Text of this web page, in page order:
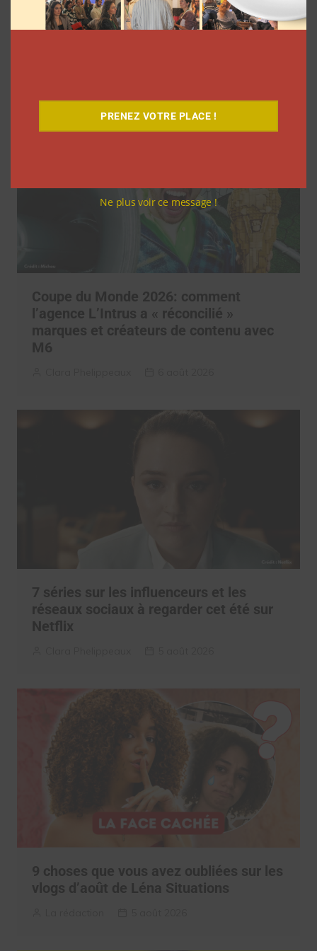
Comment le Grand JD a complètement
Coupe du Monde 2026: comment
l’agence L’Intrus a « réconcilié »
marques et créateurs de contenu avec
M6
7 séries sur les influenceurs et les
réseaux sociaux à regarder cet été sur
Netflix
9 choses que vous avez oubliées sur les
vlogs d’août de Léna Situations
PRENEZ VOTRE PLACE !
Ne plus voir ce message !